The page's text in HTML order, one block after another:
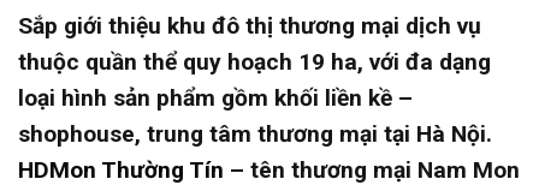
Sắp giới thiệu khu đô thị thương mại dịch vụ
thuộc quần thể quy hoạch 19 ha, với đa dạng
loại hình sản phẩm gồm khối liền kề –
shophouse, trung tâm thương mại tại Hà Nội.
HDMon Thường Tín – tên thương mại Nam Mon